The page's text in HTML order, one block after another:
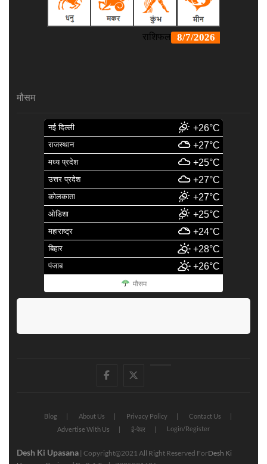
मौसम
नई दिल्ली +26°C
राजस्थान +27°C
मध्य प्रदेश +25°C
उत्तर प्रदेश +27°C
कोलकाता +27°C
ओडिशा +25°C
महाराष्ट्र +24°C
बिहार +28°C
पंजाब +26°C
मौसम
facebook
Blog About Us Privacy Policy
Contact Us
Advertise With Us
ई-पेपर Login/Register
Desh Ki Upasana| Copyright@2021 All Right Reserved ForDesh Ki